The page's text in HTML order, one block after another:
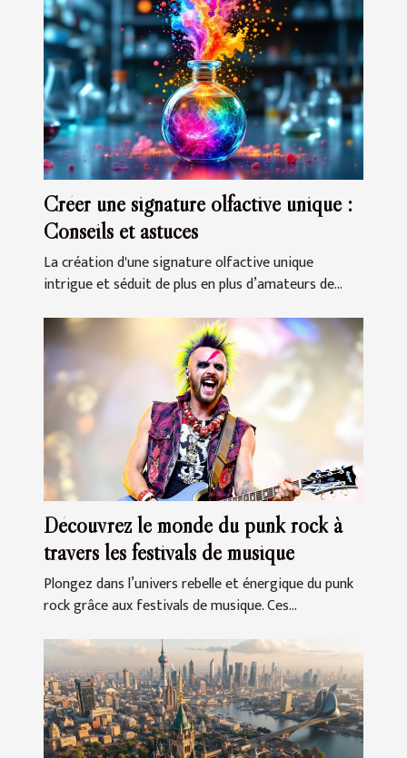
Créer une signature olfactive unique :
Conseils et astuces
La création d'une signature olfactive unique
intrigue et séduit de plus en plus d’amateurs de...
Découvrez le monde du punk rock à
travers les festivals de musique
Plongez dans l’univers rebelle et énergique du punk
rock grâce aux festivals de musique. Ces...